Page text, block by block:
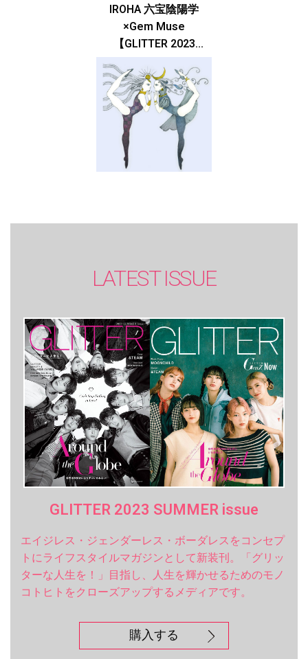
IROHA 六宝陰陽学
×Gem Muse
【GLITTER 2023
SUMMER issue】
LATEST ISSUE
GLITTER 2023 SUMMER issue
エイジレス・ジェンダーレス・ボーダレスをコンセプ
トにライフスタイルマガジンとして新装刊。「グリッ
ターな人生を！」目指し、人生を輝かせるためのモノ
コトヒトをクローズアップするメディアです。
購入する